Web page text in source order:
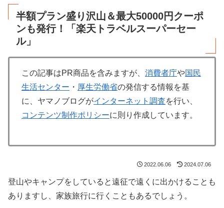
半額プラン盛り沢山＆最大50000円クーポ
ンも発行！「楽天トラベルスーパーセー
ル」
この記事はPR商品を含みますが、 消費者庁や国民
生活センター ・ 厚生労働省の発信する情報を基
に、ヤマノブログがインターネット調査を行い、
コンテンツ制作ポリシーに則り作成しています。
2022.06.06 2024.07.06
登山やキャンプをしていると遠征で遠くに出かけることも
ありますし、家族旅行に行くこともあるでしょう。